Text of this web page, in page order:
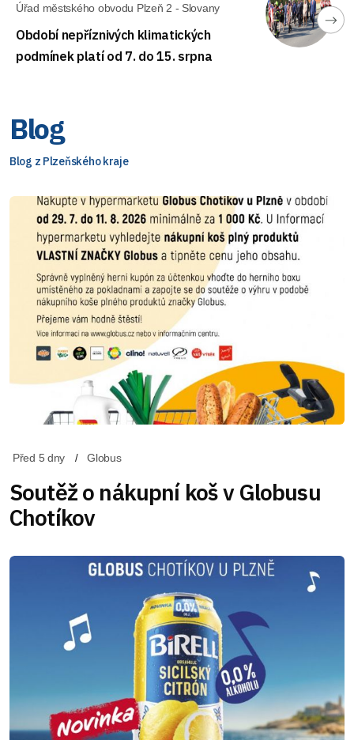
Úřad městského obvodu Plzeň 2 - Slovany
Období nepříznivých klimatických
podmínek platí od 7. do 15. srpna
Blog
Blog z Plzeňského kraje
Před 5 dny Globus
Soutěž o nákupní koš v Globusu
Chotíkov